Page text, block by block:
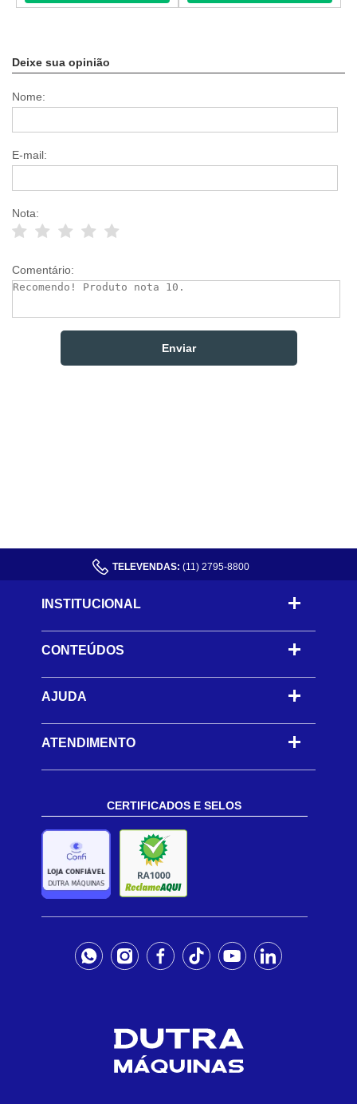
Deixe sua opinião
Nome:
E-mail:
Nota:
Comentário:
TELEVENDAS: (11) 2795-8800
INSTITUCIONAL
CONTEÚDOS -
AJUDA -
ATENDIMENTO
CERTIFICADOS E SELOS